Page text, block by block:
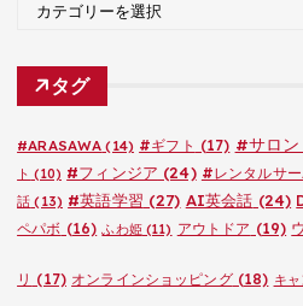
ゴ
タグ
#ARASAWA (14) #ギフト (17) #サロン
ト (10) #フィンジア (24) #レンタルサ
話 (13) #英語学習 (27) AI英会話 (24)
ペパボ (16) ふわ姫(11) アウトドア (19)
リ (17) オンラインショッピング(18) キ